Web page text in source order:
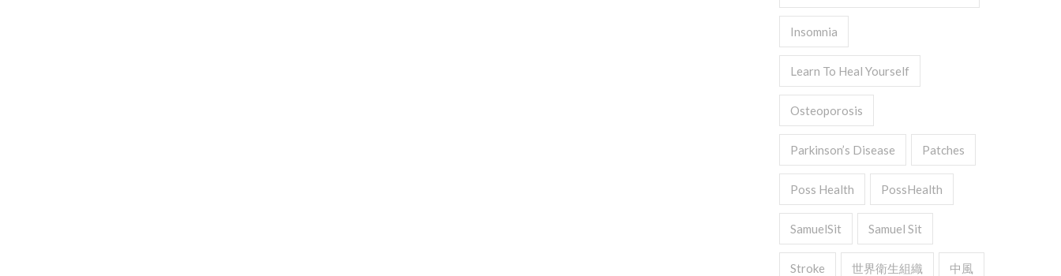
Insomnia
Learn To Heal Yourself
Osteoporosis
Parkinson’s Disease Patches
Poss Health PossHealth
SamuelSit Samuel Sit
Stroke 世界衛生組織 中風